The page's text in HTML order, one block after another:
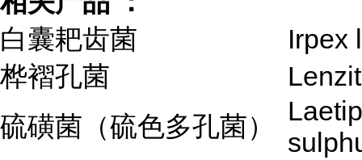
白囊耙齿菌
Irpex
桦褶孔菌
硫磺菌（硫色多孔菌）